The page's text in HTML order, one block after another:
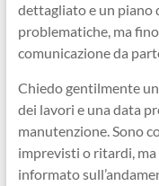
dettagliato e un piano
problematiche, ma
comunicazione da
Chiedo gentilmente
dei lavori e una data
manutenzione. Sono
imprevisti o ritardi,
informato